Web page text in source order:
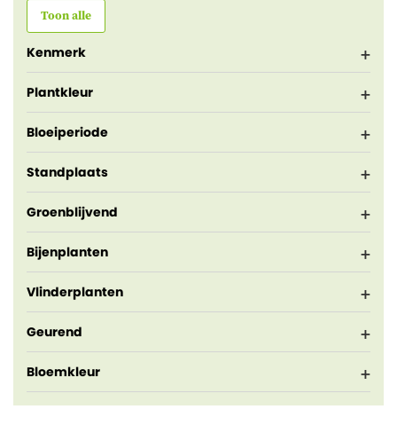
Toon alle
Kenmerk
Plantkleur
Bloeiperiode
Standplaats
Groenblijvend
Bijenplanten
Vlinderplanten
Geurend
Bloemkleur